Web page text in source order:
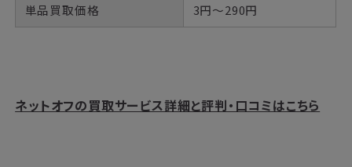
単品買取価格 3円～290円
ネットオフの買取サービス詳細と評判・口コミはこちら